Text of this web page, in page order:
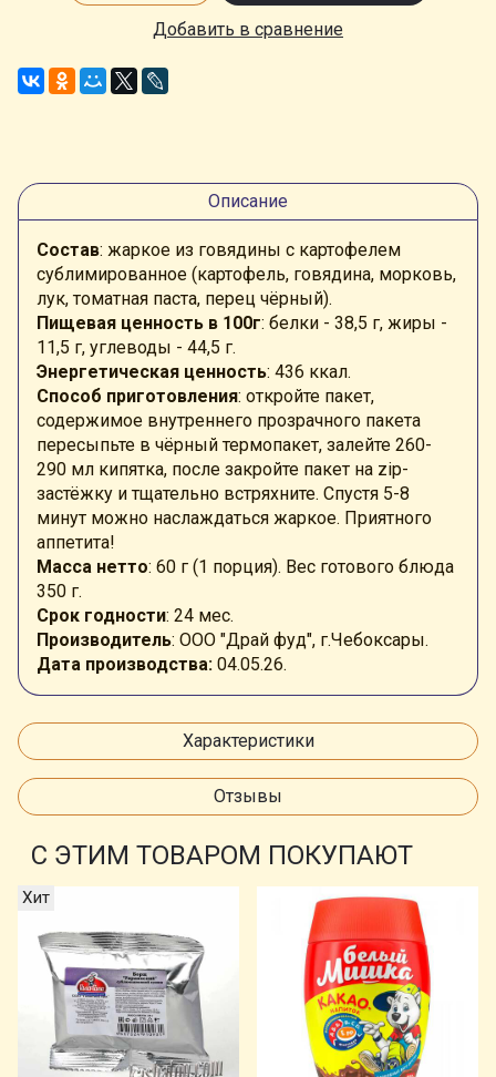
Добавить в сравнение
Описание
Состав: жаркое из говядины с картофелем
сублимированное (картофель, говядина, морковь,
лук, томатная паста, перец чёрный).
Пищевая ценность в 100г: белки - 38,5 г, жиры -
11,5 г, углеводы - 44,5 г.
Энергетическая ценность: 436 ккал.
Способ приготовления: откройте пакет,
содержимое внутреннего прозрачного пакета
пересыпьте в чёрный термопакет, залейте 260-
290 мл кипятка, после закройте пакет на zip-
застёжку и тщательно встряхните. Спустя 5-8
минут можно наслаждаться жаркое. Приятного
аппетита!
Масса нетто: 60 г (1 порция). Вес готового блюда
350 г.
Срок годности: 24 мес.
Производитель: ООО "Драй фуд", г.Чебоксары.
Дата производства: 04.05.26.
Характеристики
Отзывы
С ЭТИМ ТОВАРОМ ПОКУПАЮТ
Хит